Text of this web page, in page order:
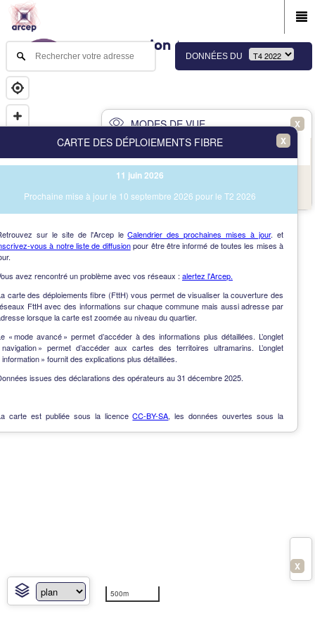
500m
DONNÉES DU
MODES DE VUE X
Vue des immeubles et des communes
X
CARTE DES DÉPLOIEMENTS FIBRE
11 juin 2026
Prochaine mise à jour le 10 septembre 2026 pour le T2 2026
sur le site de l'Arcep leCalendrier des prochaines mises à jour. et
vous à notre liste de diffusionpour être être informé de toutes les mises à
avez rencontré un problème avec vos réseaux : alertez l'Arcep.
carte des déploiements fibre (FttH) vous permet de visualiser la couverture des
FttH avec des informations sur chaque commune mais aussi adresse par
lorsque la carte est zoomée au niveau du quartier.
« mode avancé » permet d’accéder à des informations plus détaillées. L’onglet
navigation » permet d’accéder aux cartes des territoires ultramarins. L’onglet
information » fournit des explications plus détaillées.
issues des déclarations des opérateurs au 31 décembre 2025.
carte est publiée sous la licenceCC-BY-SA, les données ouvertes sous la
X
NAV